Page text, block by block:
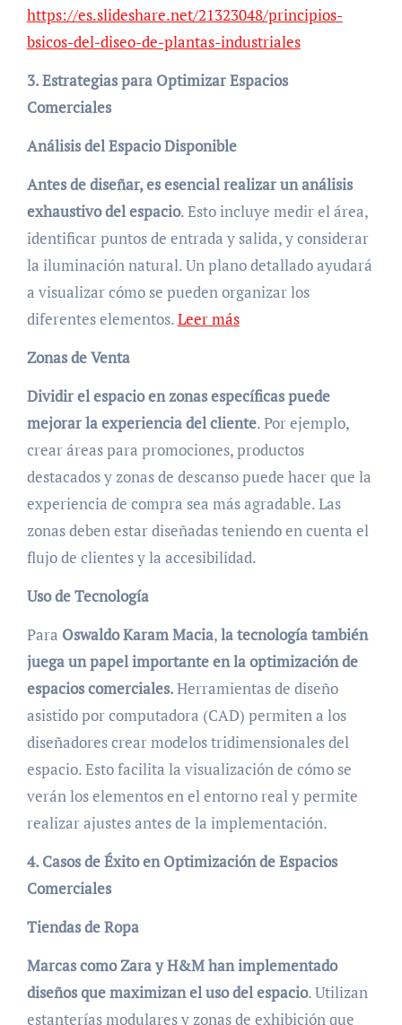
https://es.slideshare.net/21323048/principios-
bsicos-del-diseo-de-plantas-industriales
3. Estrategias para Optimizar Espacios
Comerciales
Análisis del Espacio Disponible
Antes de diseñar, es esencial realizar un análisis
exhaustivo del espacio. Esto incluye medir el área,
identificar puntos de entrada y salida, y considerar
la iluminación natural. Un plano detallado ayudará
a visualizar cómo se pueden organizar los
diferentes elementos.Leer más
Zonas de Venta
Dividir el espacio en zonas específicas puede
mejorar la experiencia del cliente. Por ejemplo,
crear áreas para promociones, productos
destacados y zonas de descanso puede hacer que la
experiencia de compra sea más agradable. Las
zonas deben estar diseñadas teniendo en cuenta el
flujo de clientes y la accesibilidad.
Uso de Tecnología
Para Oswaldo Karam Macia,la tecnología también
juega un papel importante en la optimización de
espacios comerciales.Herramientas de diseño
asistido por computadora (CAD) permiten a los
diseñadores crear modelos tridimensionales del
espacio. Esto facilita la visualización de cómo se
verán los elementos en el entorno real y permite
realizar ajustes antes de la implementación.
4. Casos de Éxito en Optimización de Espacios
Comerciales
Tiendas de Ropa
Marcas como Zara y H&M han implementado
diseños que maximizan el uso del espacio. Utilizan
estanterías modulares y zonas de exhibición que